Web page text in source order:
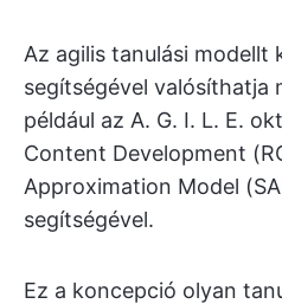
Az agilis tanulási modellt
segítségével valósíthatja
például az A. G. I. L. E.
Content Development
Approximation Model
segítségével.
Ez a koncepció olyan